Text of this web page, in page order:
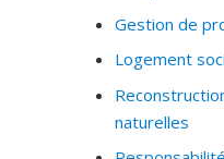
Gestion de
Logement
naturelles